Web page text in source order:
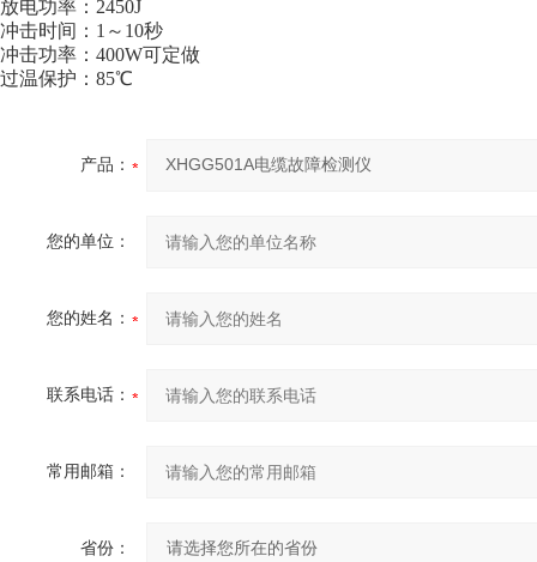
放电功率：2450J
冲击时间：1～10秒
冲击功率：400W可定做
过温保护：85℃
产品：
您的单位：
您的姓名：
联系电话：
常用邮箱：
省份：